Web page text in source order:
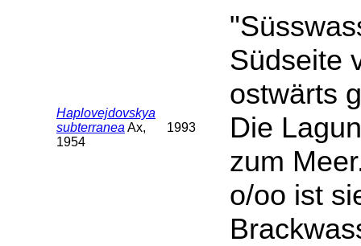
Haplovejdovskya
subterranea Ax,
1954
1993
Südseite
ostwärts
Die
zum
o/oo ist